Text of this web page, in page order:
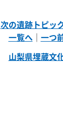
次の遺跡トピッ
一覧へ｜ 一つ
山梨県埋蔵文